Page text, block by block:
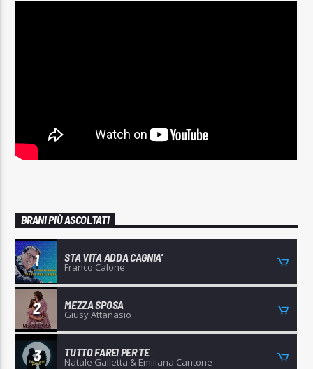
BRANI PIÙ ASCOLTATI
1 STA VITA ADDA CAGNIA'
Franco Calone
2 MEZZA SPOSA
Giusy Attanasio
3 TUTTO FAREI PER TE
Natale Galletta & Emiliana Cantone